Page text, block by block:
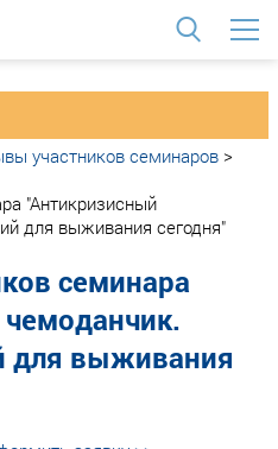
участников семинаров >
"Антикризисный
для выживания сегодня"
семинара
для выживания